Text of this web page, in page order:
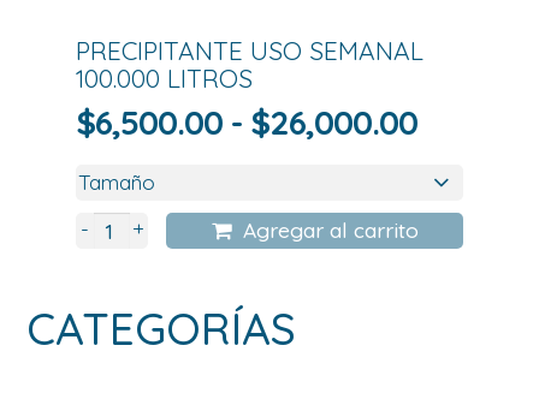
PRECIPITANTE USO SEMANAL
100.000 LITROS
$6,500.00 - $26,000.00Rango
precios:
desde
- + Agregar al carrito
CATEGORÍAS